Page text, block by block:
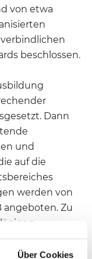
Über Cookies
von etwa
beschlossen.
Dann
und
auf die
werden von
angeboten. Zu
für
Gesellschaft für